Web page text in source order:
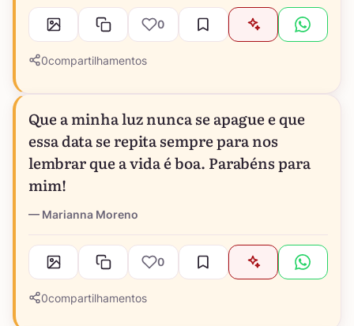
0
0compartilhamentos
Que a minha luz nunca se apague e que
essa data se repita sempre para nos
lembrar que a vida é boa. Parabéns para
mim!
Marianna Moreno
0
0compartilhamentos